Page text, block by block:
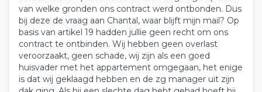
van welke gronden ons contract werd ontbonden. Dus
bij deze de vraag aan Chantal, waar blijft mijn mail? Op
basis van artikel 19 hadden jullie geen recht om ons
contract te ontbinden. Wij hebben geen overlast
veroorzaakt, geen schade, wij zijn als een goed
huisvader met het appartement omgegaan, het enige
is dat wij geklaagd hebben en de zg manager uit zijn